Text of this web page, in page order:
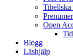
Tibellska
Open
Blogg
Läshjälp